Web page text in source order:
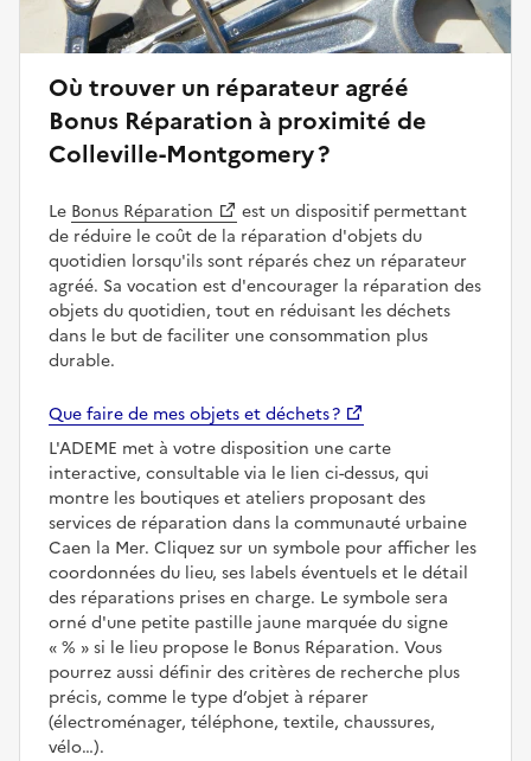
Où trouver un réparateur agréé
Bonus Réparation à proximité de
Colleville-Montgomery ?
Le Bonus Réparation
est un dispositif permettant
de réduire le coût de la réparation d'objets du
quotidien lorsqu'ils sont réparés chez un réparateur
agréé. Sa vocation est d'encourager la réparation des
objets du quotidien, tout en réduisant les déchets
dans le but de faciliter une consommation plus
durable.
Que faire de mes objets et déchets ?
L'ADEME met à votre disposition une carte
interactive, consultable via le lien ci-dessus, qui
montre les boutiques et ateliers proposant des
services de réparation dans la communauté urbaine
Caen la Mer. Cliquez sur un symbole pour afficher les
coordonnées du lieu, ses labels éventuels et le détail
des réparations prises en charge. Le symbole sera
orné d'une petite pastille jaune marquée du signe
%
si le lieu propose le Bonus Réparation. Vous
pourrez aussi définir des critères de recherche plus
précis, comme le type d’objet à réparer
(électroménager, téléphone, textile, chaussures,
vélo…).